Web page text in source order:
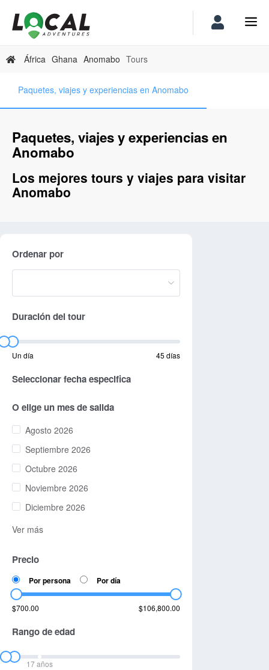
África Ghana Anomabo Tours
Paquetes, viajes y experiencias en Anomabo
Paquetes, viajes y experiencias en
Anomabo
Los mejores tours y viajes para visitar
Anomabo
Ordenar por
Duración del tour
Un día 45 días
Seleccionar fecha especifica
O elige un mes de salida
Agosto 2026
Septiembre 2026
Octubre 2026
Noviembre 2026
Diciembre 2026
Ver más
Precio
Por persona Por día
$700.00 $106,800.00
Rango de edad
17 años